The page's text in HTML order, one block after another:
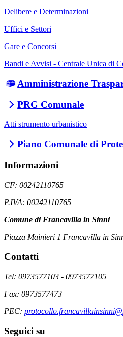
Delibere e Determinazioni
Uffici e Settori
Gare e Concorsi
Bandi e Avvisi - Centrale Unica di
Amministrazione
PRG Comunale
Atti strumento urbanistico
Piano Comunale di
Informazioni
CF: 00242110765
P.IVA: 00242110765
Comune di Francavilla in Sinni
Piazza Mainieri 1 Francavilla in
Contatti
Tel: 0973577103 - 0973577105
Fax: 0973577473
PEC:
Seguici su